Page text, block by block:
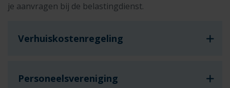
je aanvragen bij de belastingdienst.
Verhuiskostenregeling
Personeelsvereniging